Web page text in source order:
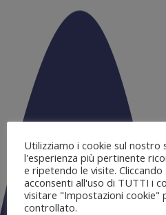
Utilizziamo i cookie sul
l'esperienza più pertinente
e ripetendo le visite.
acconsenti all'uso di TUTTI i
visitare "Impostazioni cookie"
controllato.